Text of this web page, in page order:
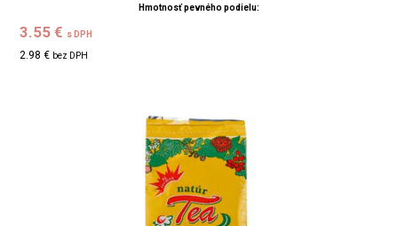
Hmotnosť pevného podielu:
3.55 € s DPH
2.98 € bez DPH